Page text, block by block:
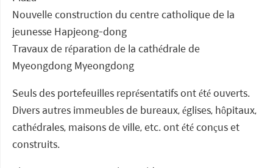
Nouvelle construction du centre catholique de la
jeunesse Hapjeong-dong
Travaux de réparation de la cathédrale de
Myeongdong Myeongdong
Seuls des portefeuilles représentatifs ont été ouverts.
Divers autres immeubles de bureaux, églises, hôpitaux,
cathédrales, maisons de ville, etc. ont été conçus et
construits.